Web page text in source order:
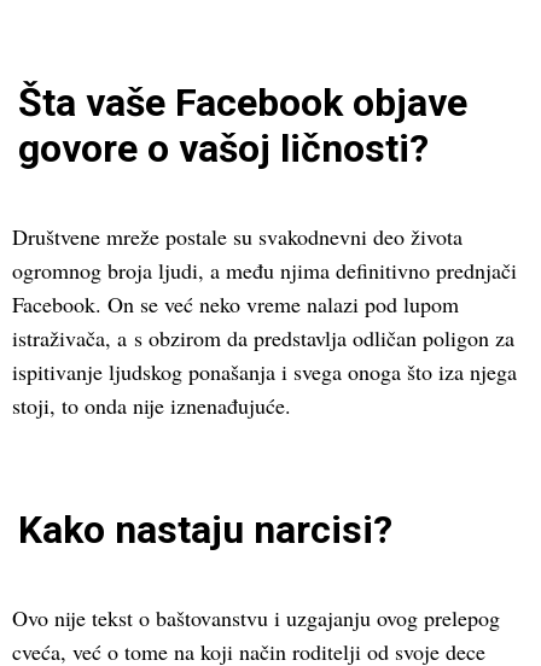
Šta vaše Facebook objave
govore o vašoj ličnosti?
Društvene mreže postale su svakodnevni deo života
ogromnog broja ljudi, a među njima definitivno prednjači
Facebook. On se već neko vreme nalazi pod lupom
istraživača, a s obzirom da predstavlja odličan poligon za
ispitivanje ljudskog ponašanja i svega onoga što iza njega
stoji, to onda nije iznenađujuće.
Kako nastaju narcisi?
Ovo nije tekst o baštovanstvu i uzgajanju ovog prelepog
cveća, već o tome na koji način roditelji od svoje dece